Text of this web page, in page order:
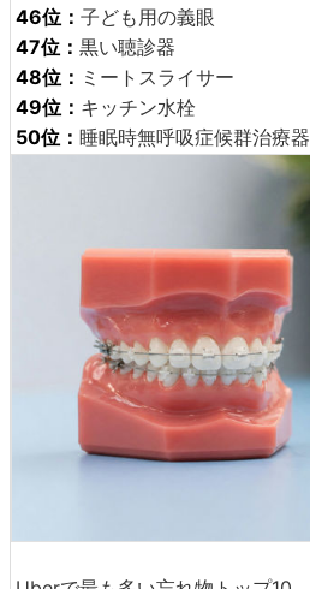
46位： 子ども用の義眼
47位： 黒い聴診器
48位： ミートスライサー
49位： キッチン水栓
50位： 睡眠時無呼吸症候群治療器